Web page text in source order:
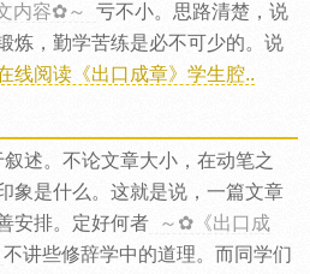
内容✿～
亏不小。思路清楚，说
炼，勤学苦练是必不可少的。说
线阅读《出口成章》学生腔..
叙述。不论文章大小，在动笔之
象是什么。这就是说，一篇文章
安排。定好何者
～✿《出口成
不讲些修辞学中的道理。而同学们